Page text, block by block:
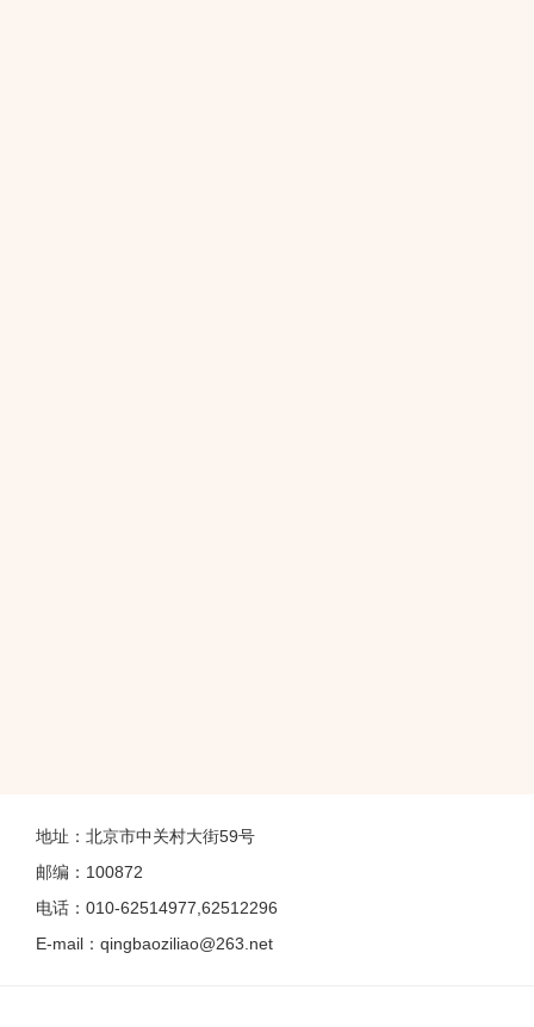
地址：北京市中关村大街59号
邮编：100872
电话：010-62514977,62512296
E-mail：qingbaoziliao@263.net